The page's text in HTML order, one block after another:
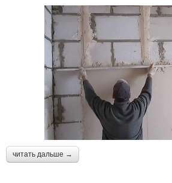
читать дальше →